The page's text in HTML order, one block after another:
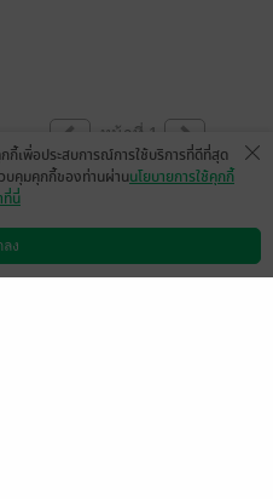
หน้าที่ 1
เมเธีย./ลืมเลือน​เหมันต์​
วิธีการใช้งาน ติดต่อเรา
กี้เพื่อประสบการณ์การใช้บริการที่ดีที่สุด
บคุมคุกกี้ของท่านผ่านนโยบายการใช้คุกกี้
ที่นี่
ง